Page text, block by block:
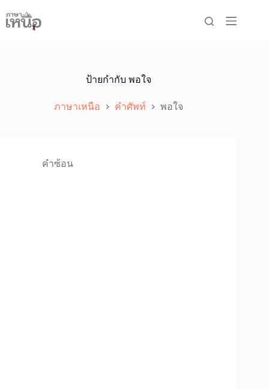
to
content
ป้ายกำกับ พอใจ
ภาษาเหนือ คำศัพท์ พอใจ
คำซ้อน